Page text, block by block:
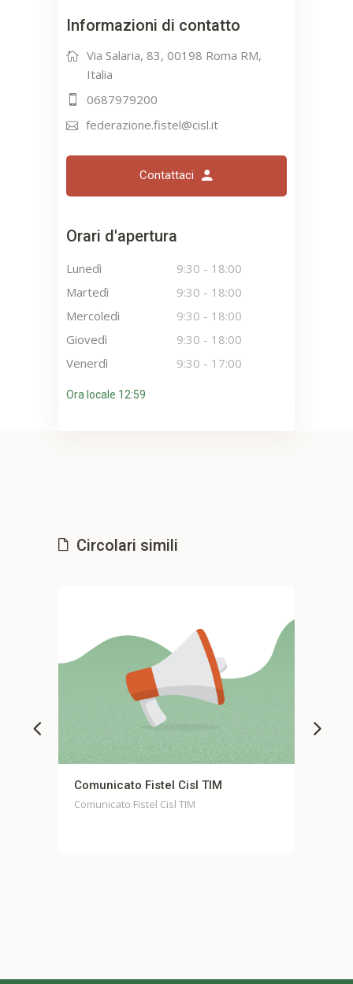
Informazioni di contatto
Via Salaria, 83, 00198 Roma RM,
Italia
0687979200
federazione.fistel@cisl.it
Contattaci
Orari d'apertura
Lunedì 9:30 - 18:00
Martedì
9:30 - 18:00
Mercoledì
9:30 - 18:00
Giovedì
9:30 - 18:00
Venerdì
9:30 - 17:00
Ora locale 12:59
Circolari simili
Comunicato Fistel Cisl TIM
Comunicato Fistel Cisl TIM